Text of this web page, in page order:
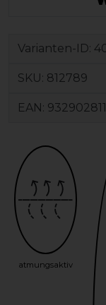
Varianten-ID:
SKU: 812789
EAN:
atmungsaktiv